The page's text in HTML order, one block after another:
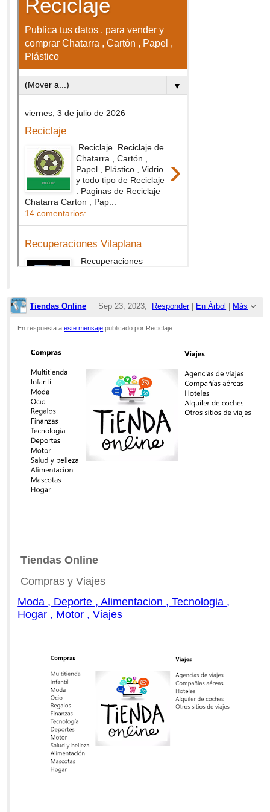
Tiendas Online Responder| En Árbol Más
Sep 23, 2023;
9:36am
En respuesta aeste mensaje publicado por Reciclaje
Tiendas Online
Compras y Viajes
Moda , Deporte , Alimentacion , Tecnologia ,
Hogar , Motor , Viajes